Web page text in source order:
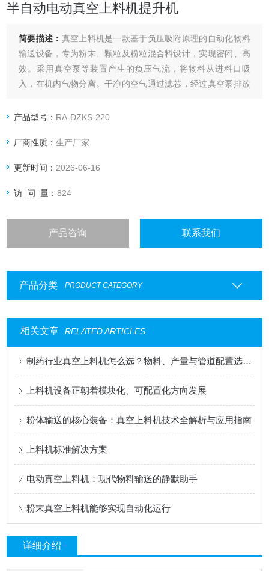
半自动电动真空上料机提升机
简要描述： 真空上料机是一款基于负压吸附原理的自动化物料
输送设备，专为粉末、颗粒及粉粒混合料设计，实现密闭、高
效。采用真空泵等装置产生的负压气流，将物料从进料口吸
入，在机内气物分离。干净的空气通过滤芯，经过真空泵排放
闭，下料阀打开，物料落入设备，反吹气囊自动清洗滤芯，确
下料结束再次进入吸料状态。
产品型号： RA-DZKS-220
厂商性质：生产厂家
更新时间： 2026-06-16
访 问 量：824
产品咨询 联系我们
产品分类 PRODUCT CATEGORY
相关文章 RELATED ARTICLES
制药行业真空上料机怎么选？物料、产量与管道配置选型指南
上料机设备正朝着模块化、可配置化方向发展
粉体输送的核心装备：真空上料机技术全解析与应用指南
上料机标准解决方案
电动真空上料机：现代物料输送的静默助手
粉末真空上料机能够实现自动化运行
详细介绍